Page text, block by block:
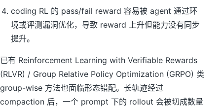
coding RL 的 pass/fail reward 容易被 agent 通过环
境或评测漏洞优化，导致 reward 上升但能力没有同步
提升。
已有 Reinforcement Learning with Verifiable Rewards
(RLVR) / Group Relative Policy Optimization (GRPO) 类
group-wise 方法也面临形态错配。长轨迹经过
compaction 后，一个 prompt 下的 rollout 会被切成数量